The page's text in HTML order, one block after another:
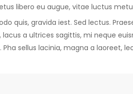
libero eu augue, vitae luctus
quis, gravida iest. Sed lectus.
a ultrices sagittis, mi neque
Pha sellus lacinia, magna a laoreet,